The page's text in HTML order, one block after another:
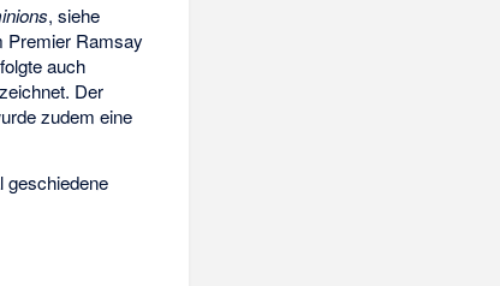
, siehe
Premier Ramsay
auch
Der
zudem eine
geschiedene